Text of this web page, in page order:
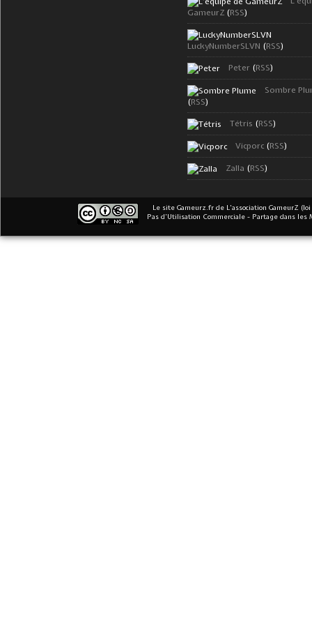
GameurZ (RSS)
LuckyNumberSLVN (RSS)
Peter (RSS)
Sombre
(RSS)
Tétris (RSS)
Vicporc (RSS)
Zalla (RSS)
Le site Gameurz.fr de L'association GameurZ (loi
Pas d’Utilisation Commerciale - Partage dans